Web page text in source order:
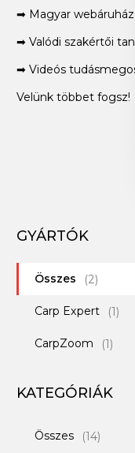
➡ Magyar webáruház
➡ Valódi szakértői
➡ Videós
Velünk többet fogsz!
GYÁRTÓK
Összes (2)
Carp Expert (1)
CarpZoom (1)
KATEGÓRIÁK
Összes (14)